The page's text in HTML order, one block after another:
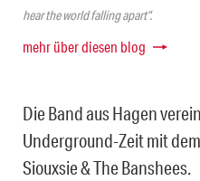
hear the world falling apart“.
mehr über diesen blog
Die Band aus Hagen
Underground-Zeit mit
Siouxsie & The Banshees.